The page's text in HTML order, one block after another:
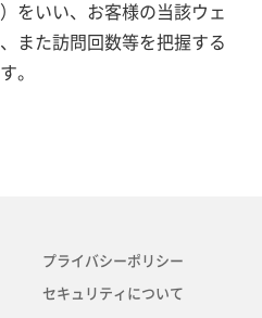
をいい、お客様の当該ウェ
また訪問回数等を把握する
。
プライバシーポリシー
セキュリティについて